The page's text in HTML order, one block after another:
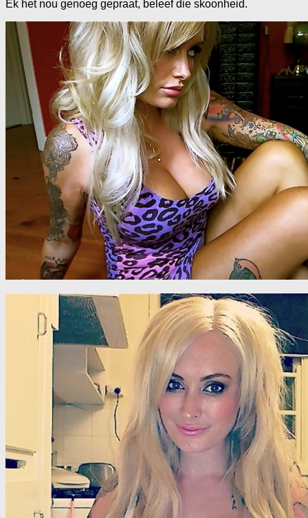
Ek het nou genoeg gepraat, beleef die skoonheid.